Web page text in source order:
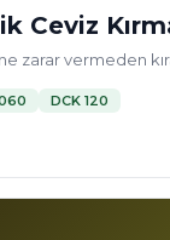
Ceviz
zarar vermeden
DCK 120